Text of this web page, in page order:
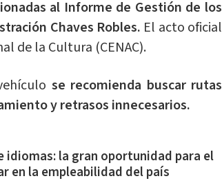
al Informe de Gestión de los
Chaves Robles. El acto oficial
de la Cultura (CENAC).
se recomienda buscar rutas
y retrasos innecesarios.
idiomas: la gran oportunidad para el
en la empleabilidad del país